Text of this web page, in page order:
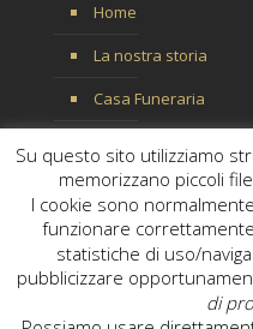
Home
La nostra storia
Casa Funeraria
Contattaci
Su questo sito utilizziamo
memorizzano piccoli
I cookie sono
funzionare
statistiche di uso/
pubblicizzare
di